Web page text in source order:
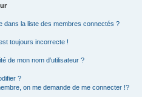
dans la liste des membres connectés ?
toujours incorrecte !
de mon nom d’utilisateur ?
?
on me demande de me connecter !?